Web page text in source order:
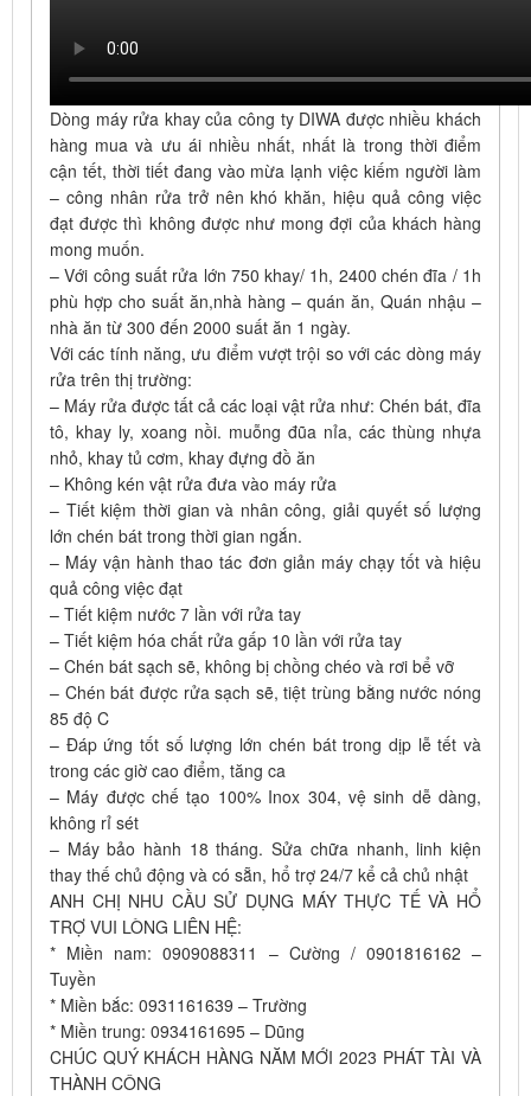
Dòng máy rửa khay của công ty DIWA được nhiều khách
hàng mua và ưu ái nhiều nhất, nhất là trong thời điểm
cận tết, thời tiết đang vào mừa lạnh việc kiếm người làm
– công nhân rửa trở nên khó khăn, hiệu quả công việc
đạt được thì không được như mong đợi của khách hàng
mong muốn.
– Với công suất rửa lớn 750 khay/ 1h, 2400 chén đĩa / 1h
phù hợp cho suất ăn,nhà hàng – quán ăn, Quán nhậu –
nhà ăn từ 300 đến 2000 suất ăn 1 ngày.
Với các tính năng, ưu điểm vượt trội so với các dòng máy
rửa trên thị trường:
– Máy rửa được tất cả các loại vật rửa như: Chén bát, đĩa
tô, khay ly, xoang nồi. muỗng đũa nỉa, các thùng nhựa
nhỏ, khay tủ cơm, khay đựng đồ ăn
– Không kén vật rửa đưa vào máy rửa
– Tiết kiệm thời gian và nhân công, giải quyết số lượng
lớn chén bát trong thời gian ngắn.
– Máy vận hành thao tác đơn giản máy chạy tốt và hiệu
quả công việc đạt
– Tiết kiệm nước 7 lần với rửa tay
– Tiết kiệm hóa chất rửa gấp 10 lần với rửa tay
– Chén bát sạch sẽ, không bị chồng chéo và rơi bể vỡ
– Chén bát được rửa sạch sẽ, tiệt trùng bằng nước nóng
85 độ C
– Đáp ứng tốt số lượng lớn chén bát trong dịp lễ tết và
trong các giờ cao điểm, tăng ca
– Máy được chế tạo 100% Inox 304, vệ sinh dễ dàng,
không rỉ sét
– Máy bảo hành 18 tháng. Sửa chữa nhanh, linh kiện
thay thế chủ động và có sẵn, hổ trợ 24/7 kể cả chủ nhật
ANH CHỊ NHU CẦU SỬ DỤNG MÁY THỰC TẾ VÀ HỔ
TRỢ VUI LÒNG LIÊN HỆ:
* Miền nam: 0909088311 – Cường / 0901816162 –
Tuyền
* Miền bắc: 0931161639 – Trường
* Miền trung: 0934161695 – Dũng
CHÚC QUÝ KHÁCH HÀNG NĂM MỚI 2023 PHÁT TÀI VÀ
THÀNH CÔNG